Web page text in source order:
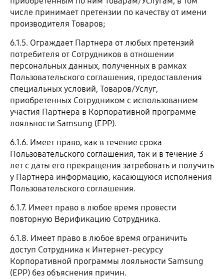
числе принимает претензии по качеству от имени
производителя Товаров;
6.1.5. Ограждает Партнера от любых претензий
потребителя от Сотрудников в отношении
персональных данных, полученных в рамках
Пользовательского соглашения, предоставления
специальных условий, Товаров/Услуг,
приобретенных Сотрудником с использованием
участия Партнера в Корпоративной программе
лояльности Samsung (EPP).
6.1.6. Имеет право, как в течение срока
Пользовательского соглашения, так и в течение 3
лет с даты его прекращения затребовать и получить
у Партнера информацию, касающуюся исполнения
Пользовательского соглашения.
6.1.7. Имеет право в любое время провести
повторную Верификацию Сотрудника.
6.1.8. Имеет право в любое время ограничить
доступ Сотрудника к Интернет-ресурсу
Корпоративной программы лояльности Samsung
(EPP) без объяснения причин.